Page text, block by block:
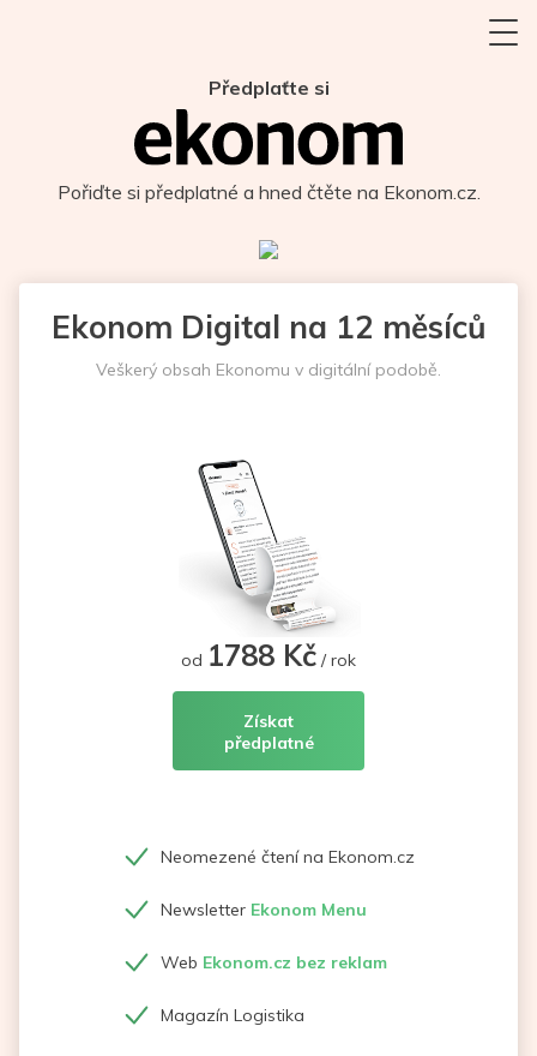
Předplaťte si
Pořiďte si předplatné a hned čtěte na Ekonom.cz.
Ekonom Digital na 12 měsíců
Veškerý obsah Ekonomu v digitální podobě.
od 1788 Kč / rok
Získat
předplatné
Neomezené čtení na Ekonom.cz
Newsletter Ekonom Menu
Web Ekonom.cz bez reklam
Magazín Logistika